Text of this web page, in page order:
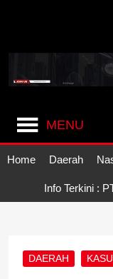
MENU
Home Daerah
Info Terkini :
DAERAH